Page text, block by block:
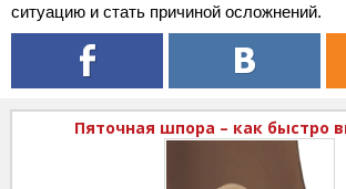
ситуацию и стать причиной осложнений.
Пяточная шпора – как быстро